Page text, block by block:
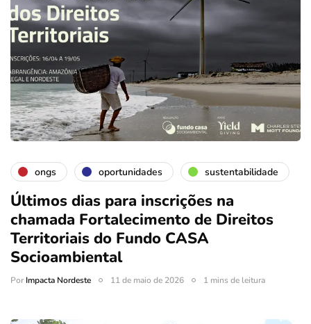
ongs oportunidades sustentabilidade
Últimos dias para inscrições na
chamada Fortalecimento de Direitos
Territoriais do Fundo CASA
Socioambiental
PorImpacta Nordeste 11 de maio de 2026 1 mins de leitura